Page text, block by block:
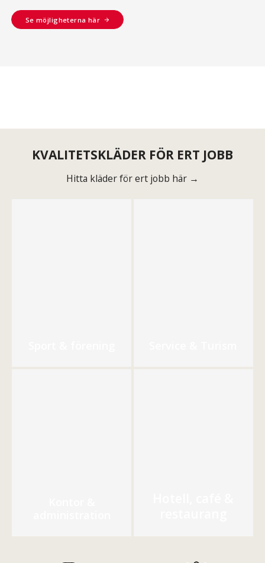
Se möjligheterna här
KVALITETSKLÄDER FÖR ERT JOBB
Hitta kläder för ert jobb här →